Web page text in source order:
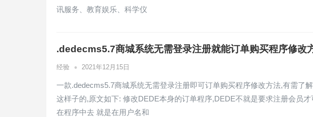
讯服务、教育娱乐、科学仪
.dedecms5.7商城系统无需登录注册就能订单购买程序修改
经验 • 2021年12月15日
一款.dedecms5.7商城系统无需登录注册即可订单购买程序修改方法,有需了
这样子的,原文如下: 修改DEDE本身的订单程序,DEDE不就是要求注册会员
在程序中去 就是在用户名和